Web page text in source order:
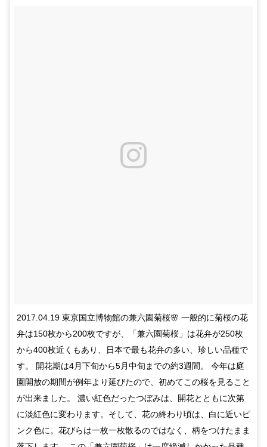
2017.04.19 東京国立博物館の兼六園菊桜🌸 一般的に菊桜の花
弁は150枚から200枚ですが、「兼六園菊桜」は花弁が250枚
から400枚近くもあり、日本で最も花弁の多い、珍しい品種で
す。 開花期は4月下旬から5月中旬までの約3週間。 今年は庭
園開放の期間が例年より延びたので、初めてこの桜を見ること
が出来ました。 濃い紅色だったつぼみは、開花とともに次第
に淡紅色に変わります。そして、花の終わり頃は、白に近いピ
ンク色に。花びらは一枚一枚散るのではなく、柄をつけたまま